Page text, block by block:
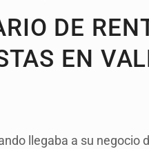
DE
EN
llegaba a su negocio